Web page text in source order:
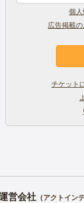
個
広告掲載
チケット
営会社（アクトイン